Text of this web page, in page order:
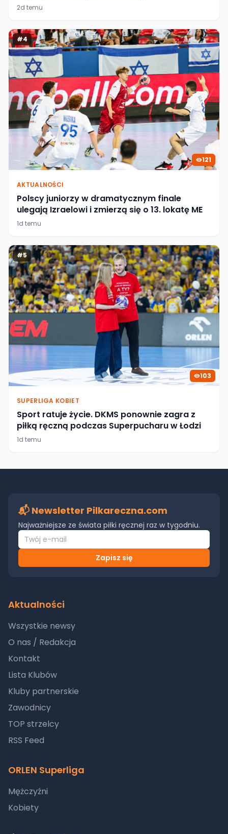
2d temu
#4
121
AKTUALNOŚCI
Polscy juniorzy w dramatycznym finale
ulegają Izraelowi i zmierzą się o 13. lokatę ME
1d temu
#5
103
SUPERLIGA KOBIET
Sport ratuje życie. DKMS ponownie zagra z
piłką ręczną podczas Superpucharu w Łodzi
1d temu
📬 Newsletter Pilkareczna.com
Najważniejsze ze świata piłki ręcznej raz w tygodniu.
Zapisz się
Aktualności
Wszystkie newsy
O nas / Redakcja
Kontakt
Lista Klubów
Kluby partnerskie
Zawodnicy
TOP strzelcy
RSS Feed
ORLEN Superliga
Mężczyźni
Kobiety